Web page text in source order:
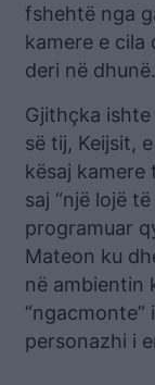
fshehtë nga
kamere e cila
deri në dhunë.
Gjithçka
së tij, Keijsit,
kësaj kamere
saj “një lojë
programuar
Mateon ku
në ambientin
personazhi i